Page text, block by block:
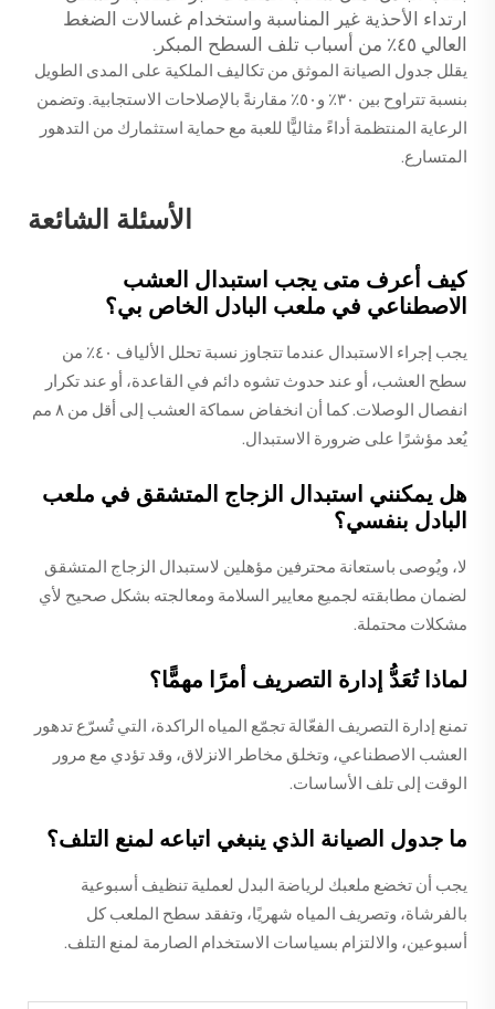
ارتداء الأحذية غير المناسبة واستخدام غسالات الضغط
العالي ٤٥٪ من أسباب تلف السطح المبكر.
يقلل جدول الصيانة الموثق من تكاليف الملكية على المدى الطويل
بنسبة تتراوح بين ٣٠٪ و٥٠٪ مقارنةً بالإصلاحات الاستجابية. وتضمن
الرعاية المنتظمة أداءً مثاليًّا للعبة مع حماية استثمارك من التدهور
المتسارع.
الأسئلة الشائعة
كيف أعرف متى يجب استبدال العشب
الاصطناعي في ملعب البادل الخاص بي؟
يجب إجراء الاستبدال عندما تتجاوز نسبة تحلل الألياف ٤٠٪ من
سطح العشب، أو عند حدوث تشوه دائم في القاعدة، أو عند تكرار
انفصال الوصلات. كما أن انخفاض سماكة العشب إلى أقل من ٨ مم
يُعد مؤشرًا على ضرورة الاستبدال.
هل يمكنني استبدال الزجاج المتشقق في ملعب
البادل بنفسي؟
لا، ويُوصى باستعانة محترفين مؤهلين لاستبدال الزجاج المتشقق
لضمان مطابقته لجميع معايير السلامة ومعالجته بشكل صحيح لأي
مشكلات محتملة.
لماذا تُعَدُّ إدارة التصريف أمرًا مهمًّا؟
تمنع إدارة التصريف الفعّالة تجمّع المياه الراكدة، التي تُسرّع تدهور
العشب الاصطناعي، وتخلق مخاطر الانزلاق، وقد تؤدي مع مرور
الوقت إلى تلف الأساسات.
ما جدول الصيانة الذي ينبغي اتباعه لمنع التلف؟
يجب أن تخضع ملعبك لرياضة البدل لعملية تنظيف أسبوعية
بالفرشاة، وتصريف المياه شهريًا، وتفقد سطح الملعب كل
أسبوعين، والالتزام بسياسات الاستخدام الصارمة لمنع التلف.